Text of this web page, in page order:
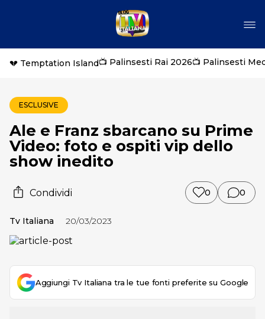
💔 Temptation Island📺 Palinsesti Rai 2026📺 Palinsesti
ESCLUSIVE
Ale e Franz sbarcano su Prime
Video: foto e ospiti vip dello
show inedito
Condividi 0 0
Tv Italiana 20/03/2023
Aggiungi Tv Italiana tra le tue fonti preferite su Google